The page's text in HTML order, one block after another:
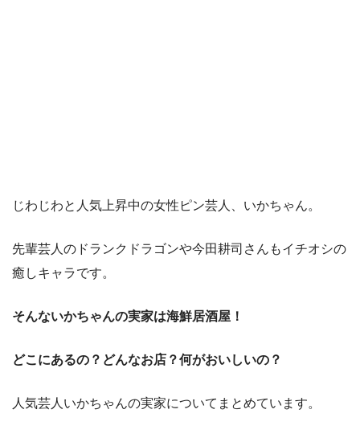
じわじわと人気上昇中の女性ピン芸人、いかちゃん。
先輩芸人のドランクドラゴンや今田耕司さんもイチオシの
癒しキャラです。
そんないかちゃんの実家は海鮮居酒屋！
どこにあるの？どんなお店？何がおいしいの？
人気芸人いかちゃんの実家についてまとめています。